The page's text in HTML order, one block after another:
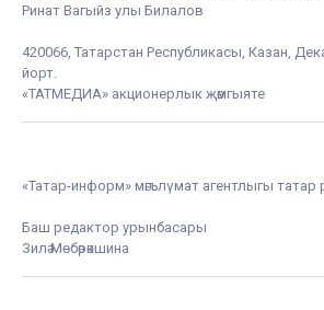
Ринат Вагыйз улы Билалов
420066, Татарстан Республикасы, Казан,
йорт.
«ТАТМЕДИА» акционерлык җәмгыяте
«Татар-информ» мәгълүмат агентлыгы татар
Баш редактор урынбасары
Зилә Мөбәрәкшина